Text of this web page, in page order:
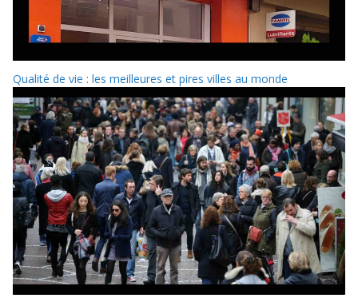
Qualité de vie : les meilleures et pires villes au monde